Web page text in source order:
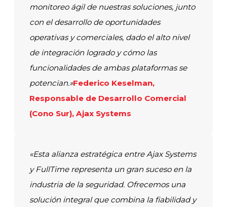
monitoreo ágil de nuestras soluciones, junto
con el desarrollo de oportunidades
operativas y comerciales, dado el alto nivel
de integración logrado y cómo las
funcionalidades de ambas plataformas se
potencian.»Federico Keselman,
Responsable de Desarrollo Comercial
(Cono Sur), Ajax Systems
«Esta alianza estratégica entre Ajax Systems
y FullTime representa un gran suceso en la
industria de la seguridad. Ofrecemos una
solución integral que combina la fiabilidad y